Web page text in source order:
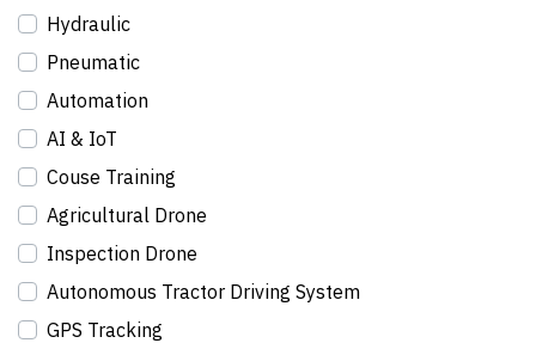
Hydraulic
Pneumatic
Automation
AI & IoT
Couse Training
Agricultural Drone
Inspection Drone
Autonomous Tractor Driving System
GPS Tracking